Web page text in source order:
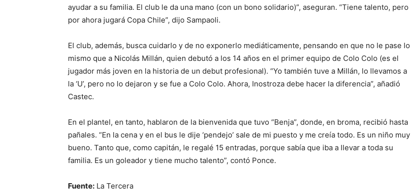
ayudar a su familia. El club le da una mano (con un bono solidario)”, aseguran. “Tiene talento, pero
por ahora jugará Copa Chile”, dijo Sampaoli.
El club, además, busca cuidarlo y de no exponerlo mediáticamente, pensando en que no le pase lo
mismo que a Nicolás Millán, quien debutó a los 14 años en el primer equipo de Colo Colo (es el
jugador más joven en la historia de un debut profesional). “Yo también tuve a Millán, lo llevamos a
la ‘U’, pero no lo dejaron y se fue a Colo Colo. Ahora, Inostroza debe hacer la diferencia”, añadió
Castec.
En el plantel, en tanto, hablaron de la bienvenida que tuvo “Benja”, donde, en broma, recibió hasta
pañales. “En la cena y en el bus le dije ‘pendejo’ sale de mi puesto y me creía todo. Es un niño muy
bueno. Tanto que, como capitán, le regalé 15 entradas, porque sabía que iba a llevar a toda su
familia. Es un goleador y tiene mucho talento”, contó Ponce.
Fuente: La Tercera